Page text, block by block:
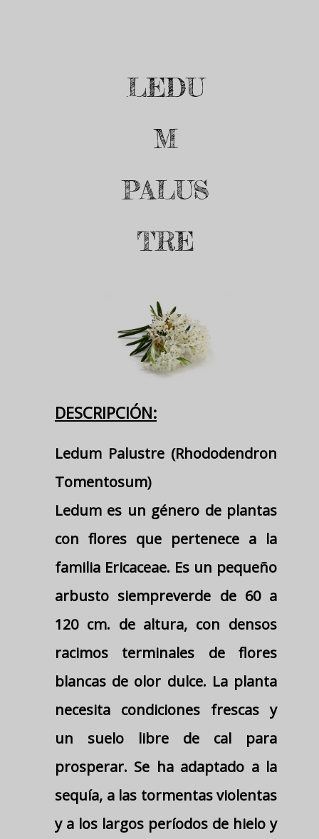
LEDU
M
PALUS
TRE
DESCRIPCIÓN:
Ledum Palustre (Rhododendron
Tomentosum)
Ledum es un género de plantas
con flores que pertenece a la
familia Ericaceae. Es un pequeño
arbusto siempreverde de 60 a
120 cm. de altura, con densos
racimos terminales de flores
blancas de olor dulce. La planta
necesita condiciones frescas y
un suelo libre de cal para
prosperar. Se ha adaptado a la
sequía, a las tormentas violentas
y a los largos períodos de hielo y